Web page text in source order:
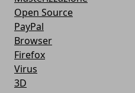
Open Source
PayPal
Browser
Firefox
Virus
3D